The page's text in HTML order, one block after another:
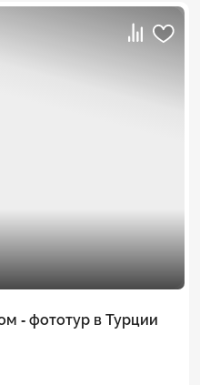
- фототур в Турции